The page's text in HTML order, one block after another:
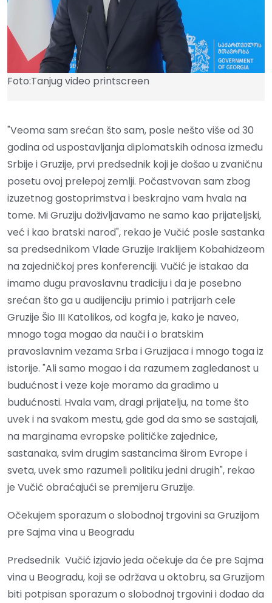
Foto:Tanjug video printscreen
"Veoma sam srećan što sam, posle nešto više od 30
godina od uspostavljanja diplomatskih odnosa između
Srbije i Gruzije, prvi predsednik koji je došao u zvaničnu
posetu ovoj prelepoj zemlji. Počastvovan sam zbog
izuzetnog gostoprimstva i beskrajno vam hvala na
tome. Mi Gruziju doživljavamo ne samo kao prijateljski,
već i kao bratski narod", rekao je Vučić posle sastanka
sa predsednikom Vlade Gruzije Iraklijem Kobahidzeom
na zajedničkoj pres konferenciji. Vučić je istakao da
imamo dugu pravoslavnu tradiciju i da je posebno
srećan što ga u audijenciju primio i patrijarh cele
Gruzije Šio III Katolikos, od kogfa je, kako je naveo,
mnogo toga mogao da nauči i o bratskim
pravoslavnim vezama Srba i Gruzijaca i mnogo toga iz
istorije. "Ali samo mogao i da razumem zagledanost u
budućnost i veze koje moramo da gradimo u
budućnosti. Hvala vam, dragi prijatelju, na tome što
uvek i na svakom mestu, gde god da smo se sastajali,
na marginama evropske političke zajednice,
sastanaka, svim drugim sastancima širom Evrope i
sveta, uvek smo razumeli politiku jedni drugih", rekao
je Vučić obraćajući se premijeru Gruzije.
Očekujem sporazum o slobodnoj trgovini sa Gruzijom
pre Sajma vina u Beogradu
Predsednik Vučić izjavio jeda očekuje da će pre Sajma
vina u Beogradu, koji se održava u oktobru, sa Gruzijom
biti potpisan sporazum o slobodnoj trgovini i dodao da